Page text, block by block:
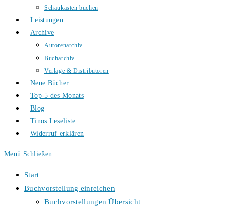
Schaukasten buchen
Leistungen
Archive
Autorenarchiv
Bucharchiv
Verlage & Distributoren
Neue Bücher
Top-5 des Monats
Blog
Tinos Leseliste
Widerruf erklären
Menü Schließen
Start
Buchvorstellung einreichen
Buchvorstellungen Übersicht